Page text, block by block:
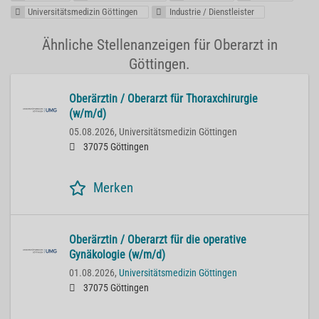
Universitätsmedizin Göttingen Industrie / Dienstleister
Ähnliche Stellenanzeigen für Oberarzt in
Göttingen.
Oberärztin / Oberarzt für Thoraxchirurgie
(w/m/d)
05.08.2026, Universitätsmedizin Göttingen
37075 Göttingen
Merken
Oberärztin / Oberarzt für die operative
Gynäkologie (w/m/d)
01.08.2026, Universitätsmedizin Göttingen
37075 Göttingen